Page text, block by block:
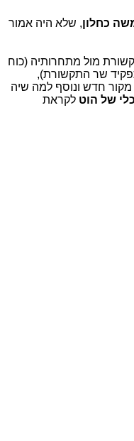
כחלון, שלא היה אמור
מול מתחרותיה (כוח
שר התקשורת),
מקור חדש ונוסף למה שיה
של הוט לקראת